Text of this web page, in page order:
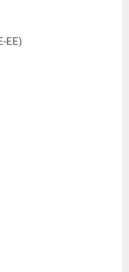
EE)